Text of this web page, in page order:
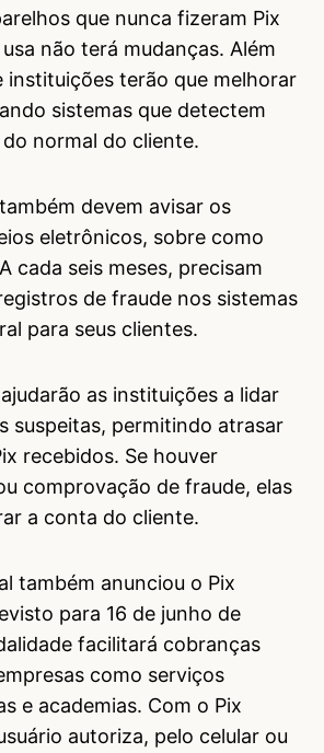
que nunca fizeram Pix
não terá mudanças. Além
instituições terão que melhorar
sistemas que detectem
normal do cliente.
devem avisar os
eletrônicos, sobre como
cada seis meses, precisam
de fraude nos sistemas
para seus clientes.
as instituições a lidar
suspeitas, permitindo atrasar
recebidos. Se houver
comprovação de fraude, elas
a conta do cliente.
também anunciou o Pix
para 16 de junho de
facilitará cobranças
como serviços
e academias. Com o Pix
autoriza, pelo celular ou